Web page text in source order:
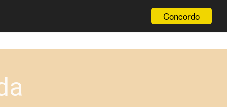
Concordo